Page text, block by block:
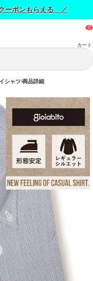
ーポンもらえる ／
カート
シャツ 商品詳細